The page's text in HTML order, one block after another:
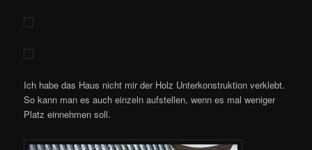
Ich habe das Haus nicht mir der Holz Unterkonstruktion verklebt.
So kann man es auch einzeln aufstellen, wenn es mal weniger
Platz einnehmen soll.